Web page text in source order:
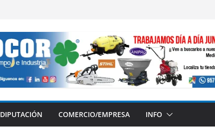
DIPUTACIÓN COMERCIO/EMPRESA INFO